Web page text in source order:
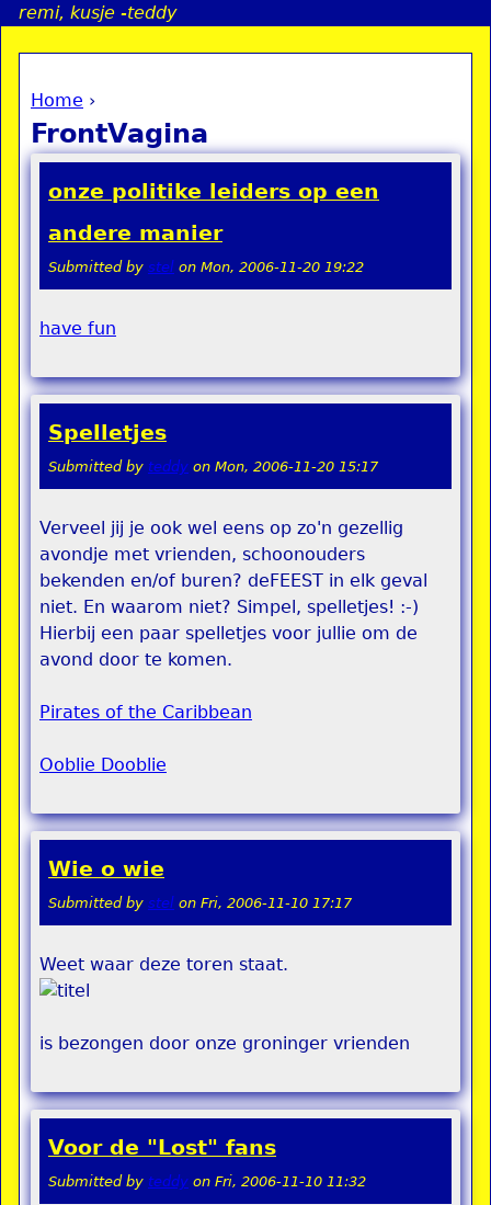
Jump to navigation
remi, kusje -teddy
You are here
Home ›
FrontVagina
onze politike leiders op een
andere manier
Submitted by stel on Mon, 2006-11-20 19:22
have fun
Spelletjes
Submitted by teddy on Mon, 2006-11-20 15:17
Verveel jij je ook wel eens op zo'n gezellig
avondje met vrienden, schoonouders
bekenden en/of buren? deFEEST in elk geval
niet. En waarom niet? Simpel, spelletjes! :-)
Hierbij een paar spelletjes voor jullie om de
avond door te komen.
Pirates of the Caribbean
Ooblie Dooblie
Wie o wie
Submitted by stel on Fri, 2006-11-10 17:17
Weet waar deze toren staat.
is bezongen door onze groninger vrienden
Voor de "Lost" fans
Submitted by teddy on Fri, 2006-11-10 11:32